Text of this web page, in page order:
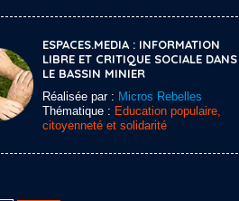
ESPACES.MEDIA : INFORMATION
LIBRE ET CRITIQUE SOCIALE DANS
LE BASSIN MINIER
Réalisée par : Micros Rebelles
Thématique : Education populaire,
citoyenneté et solidarité